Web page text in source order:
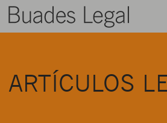
ARTÍCULOS